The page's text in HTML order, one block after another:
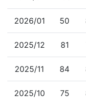
2026/01 50
2025/12 81
2025/11 84
2025/10 75